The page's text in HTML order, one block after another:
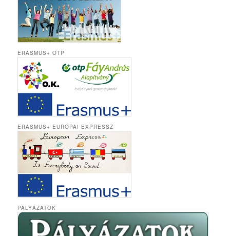
ERASMUS+ OTP
ERASMUS+ EURÓPAI EXPRESSZ
PÁLYÁZATOK